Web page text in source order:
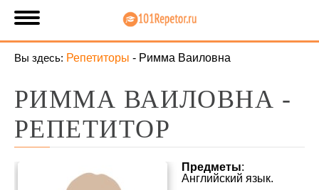
Вы здесь: Репетиторы - Римма Ваиловна
РИММА ВАИЛОВНА -
РЕПЕТИТОР
Предметы:
Английский язык.